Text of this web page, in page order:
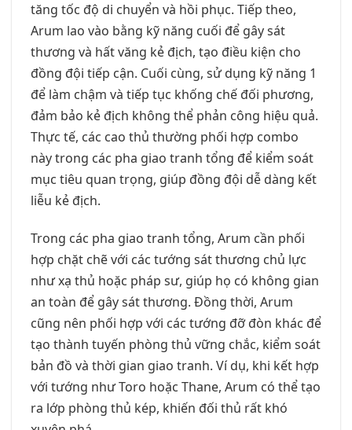
tăng tốc độ di chuyển và hồi phục. Tiếp theo,
Arum lao vào bằng kỹ năng cuối để gây sát
thương và hất văng kẻ địch, tạo điều kiện cho
đồng đội tiếp cận. Cuối cùng, sử dụng kỹ năng 1
để làm chậm và tiếp tục khống chế đối phương,
đảm bảo kẻ địch không thể phản công hiệu quả.
Thực tế, các cao thủ thường phối hợp combo
này trong các pha giao tranh tổng để kiểm soát
mục tiêu quan trọng, giúp đồng đội dễ dàng kết
liễu kẻ địch.
Trong các pha giao tranh tổng, Arum cần phối
hợp chặt chẽ với các tướng sát thương chủ lực
như xạ thủ hoặc pháp sư, giúp họ có không gian
an toàn để gây sát thương. Đồng thời, Arum
cũng nên phối hợp với các tướng đỡ đòn khác để
tạo thành tuyến phòng thủ vững chắc, kiểm soát
bản đồ và thời gian giao tranh. Ví dụ, khi kết hợp
với tướng như Toro hoặc Thane, Arum có thể tạo
ra lớp phòng thủ kép, khiến đối thủ rất khó